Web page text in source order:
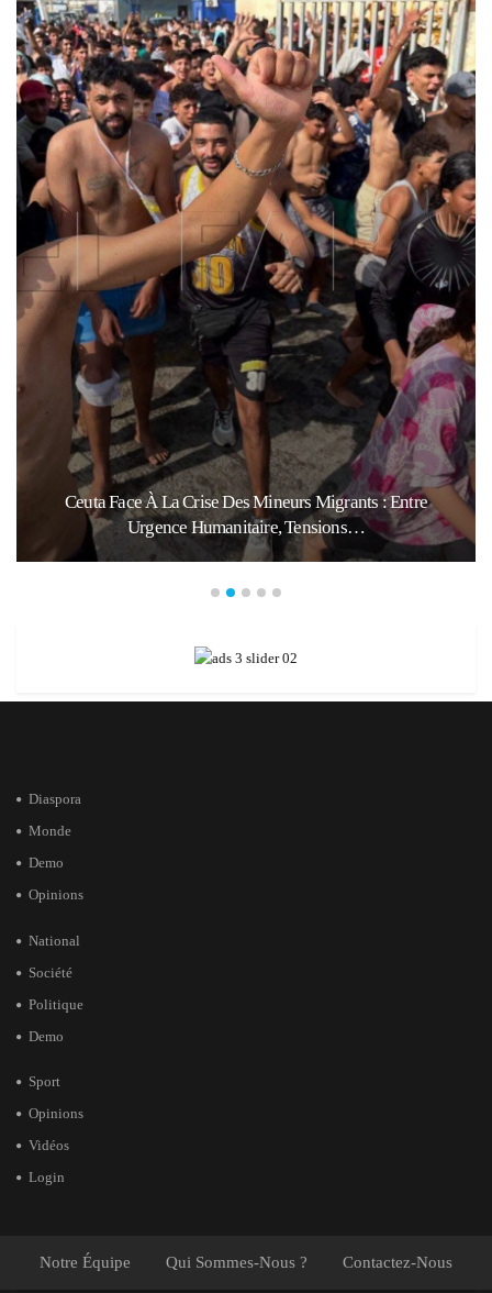
: Entre
Violence Urbaine À Bruxelles : Quand Un
Révèle Les Fractures…
Diaspora
Monde
Demo
Opinions
National
Société
Politique
Demo
Sport
Opinions
Vidéos
Login
Notre Équipe Qui Sommes-Nous ? Contactez-Nous